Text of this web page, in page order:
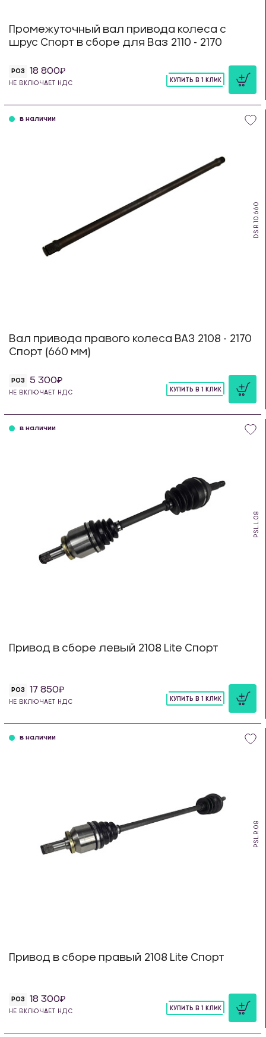
Промежуточный вал привода колеса с
шрус Спорт в сборе для Ваз 2110 - 2170
РОЗ 18 800
НЕ ВКЛЮЧАЕТ НДС
КУПИТЬ В 1 КЛИК
DS.R.10.660
в наличии
Вал привода правого колеса ВАЗ 2108 - 2170
Спорт (660 мм)
РОЗ 5 300
НЕ ВКЛЮЧАЕТ НДС
КУПИТЬ В 1 КЛИК
PSL.L.08
в наличии
Привод в сборе левый 2108 Lite Спорт
РОЗ 17 850
НЕ ВКЛЮЧАЕТ НДС
КУПИТЬ В 1 КЛИК
PSL.R.08
в наличии
Привод в сборе правый 2108 Lite Спорт
РОЗ 18 300
НЕ ВКЛЮЧАЕТ НДС
КУПИТЬ В 1 КЛИК